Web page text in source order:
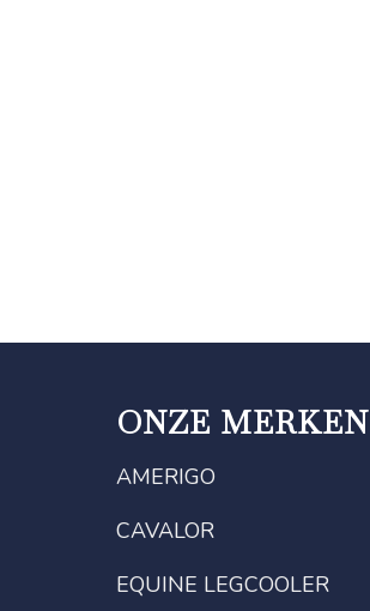
ONZE MERKEN
AMERIGO
CAVALOR
EQUINE LEGCOOLER